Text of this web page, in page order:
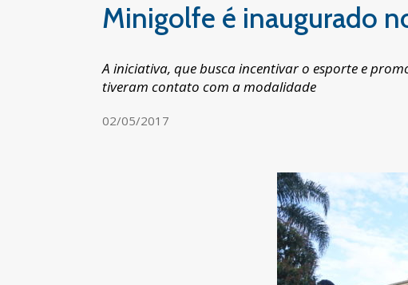
Minigolfe é inaugurado
A iniciativa, que busca incentivar o esporte e
tiveram contato com a modalidade
02/05/2017